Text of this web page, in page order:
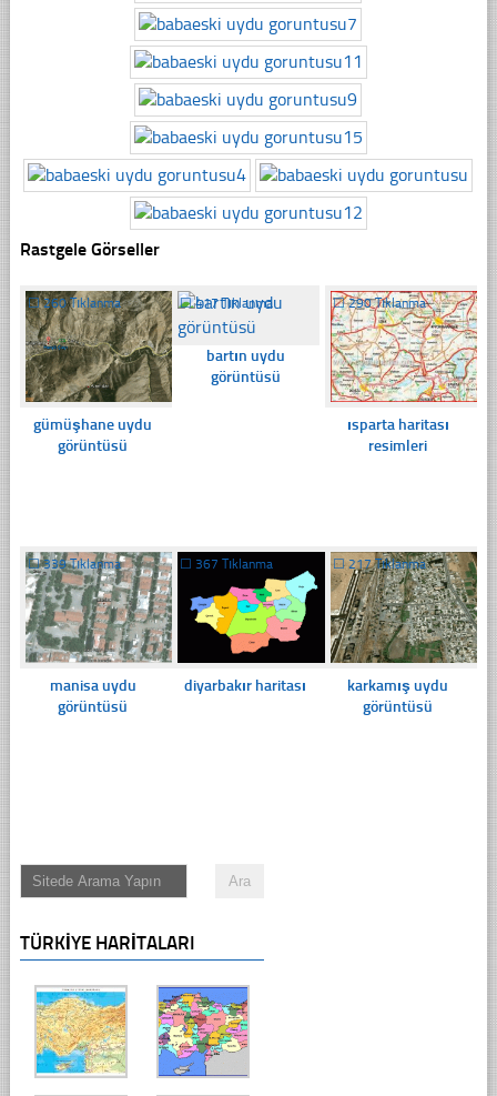
Rastgele Görseller
☐260 Tıklanma
gümüşhane uydu
görüntüsü
☐417 Tıklanma
bartın uydu
görüntüsü
☐290 Tıklanma
ısparta haritası
resimleri
☐339 Tıklanma
manisa uydu
görüntüsü
☐367 Tıklanma
diyarbakır haritası
☐217 Tıklanma
karkamış uydu
görüntüsü
TÜRKIYE HARITALARI